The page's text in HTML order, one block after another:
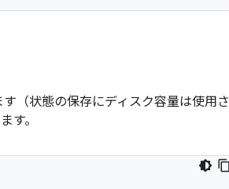
（状態の保存にディスク容量は使用さ
す。